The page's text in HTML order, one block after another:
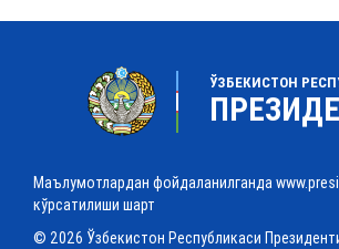
ЎЗБЕКИСТОН
Маълумотлардан фойдаланилганда
кўрсатилиши шарт
© 2026 Ўзбекистон Республикаси